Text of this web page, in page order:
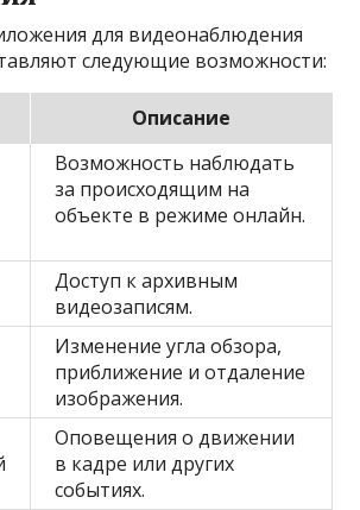
для видеонаблюдения
следующие возможности:
Описание
Возможность наблюдать
за происходящим на
объекте в режиме онлайн.
Доступ к архивным
видеозаписям.
Изменение угла обзора,
приближение и отдаление
изображения.
Оповещения о движении
в кадре или других
событиях.